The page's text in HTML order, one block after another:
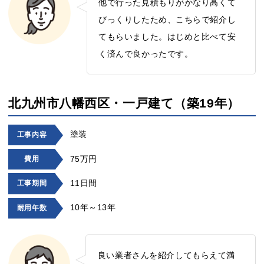
他で行った見積もりがかなり高くて
びっくりしたため、こちらで紹介し
てもらいました。はじめと比べて安
く済んで良かったです。
北九州市八幡西区・一戸建て（築19年）
工事内容 塗装
費用 75万円
工事期間 11日間
耐用年数 10年～13年
良い業者さんを紹介してもらえて満